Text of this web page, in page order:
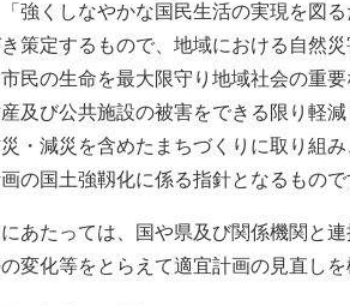
強くしなやかな国民生活の実現を図
策定するもので、地域における自然災
民の生命を最大限守り地域社会の重
及び公共施設の被害をできる限り軽
・減災を含めたまちづくりに取り組
の国土強靱化に係る指針となるもので
あたっては、国や県及び関係機関と
変化等をとらえて適宜計画の見直しを